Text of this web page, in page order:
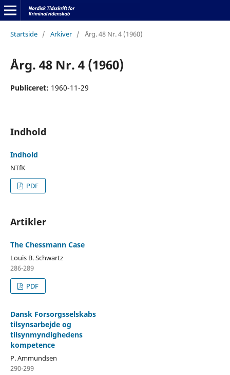
Startside / Arkiver / Årg. 48 Nr. 4 (1960)
Årg. 48 Nr. 4 (1960)
Publiceret: 1960-11-29
Indhold
Indhold
NTfK
PDF
Artikler
The Chessmann Case
Louis B. Schwartz
286-289
PDF
Dansk Forsorgsselskabs
tilsynsarbejde og
tilsynmyndighedens
kompetence
P. Ammundsen
290-299